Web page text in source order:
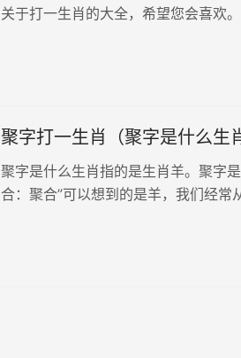
关于打一生肖的大全，希望您会喜欢。
聚字打一生肖（聚字是什么生
聚字是什么生肖指的是生肖羊。聚字
合：聚合”可以想到的是羊，我们经常